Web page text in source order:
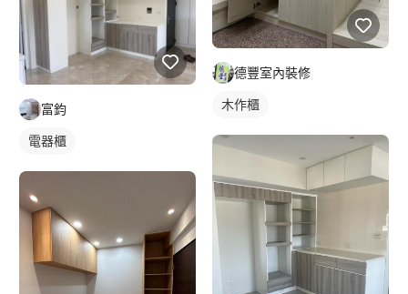
富鈞
電器櫃
德豐室內裝修
木作櫃